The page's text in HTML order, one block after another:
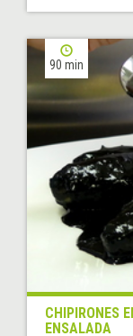
90 min
CHIPIRONES
ENSALADA